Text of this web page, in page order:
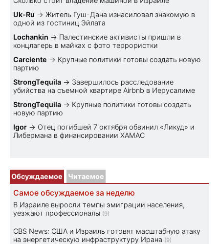
Uk-Ru → Житель Гуш-Дана изнасиловал знакомую в
одной из гостиниц Эйлата
Lochankin → Палестинские активисты пришли в
концлагерь в майках с фото террористки
Carciente → Крупные политики готовы создать новую
партию
StrongTequila → Завершилось расследование
убийства на съемной квартире Airbnb в Иерусалиме
StrongTequila → Крупные политики готовы создать
новую партию
Igor → Отец погибшей 7 октября обвинил «Ликуд» и
Либермана в финансировании ХАМАС
Обсуждаемое Читаемое
Самое обсуждаемое за неделю
В Израиле выросли темпы эмиграции населения,
уезжают профессионалы (9)
CBS News: США и Израиль готовят масштабную атаку
на энергетическую инфраструктуру Ирана (9)